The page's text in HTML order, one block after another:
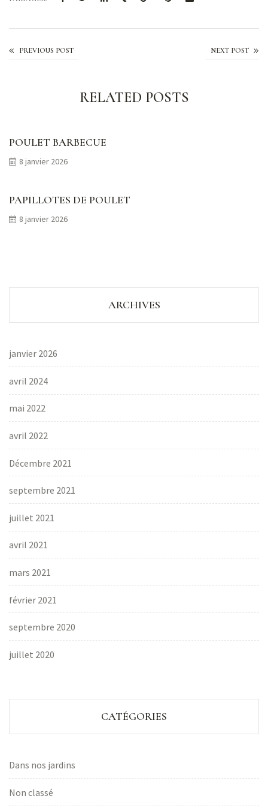
PREVIOUS POST NEXT POST
Oeuf muffin
RELATED POSTS
POULET BARBECUE
8 janvier 2026
PAPILLOTES DE POULET
8 janvier 2026
ARCHIVES
janvier 2026
avril 2024
mai 2022
avril 2022
Décembre 2021
septembre 2021
juillet 2021
avril 2021
mars 2021
février 2021
septembre 2020
juillet 2020
CATÉGORIES
Dans nos jardins
Non classé